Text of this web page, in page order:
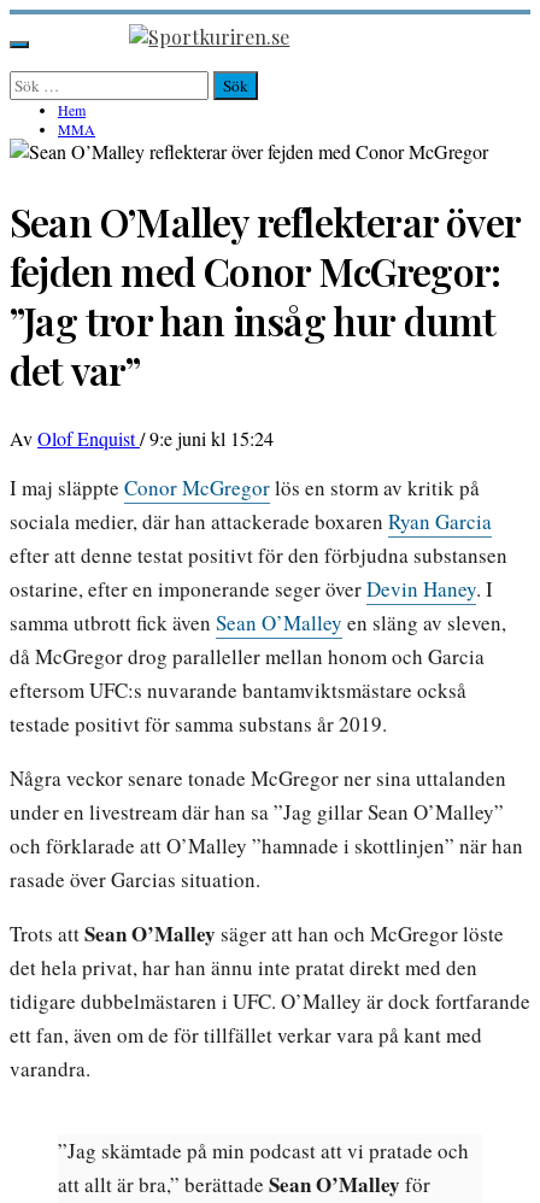
Hoppa
till
innehåll
Sportkuriren.se
Primär
meny
Sök
efter: Hem
MMA
Sean O’Malley reflekterar över
fejden med Conor McGregor:
”Jag tror han insåg hur dumt
det var”
AvOlof Enquist/9:e juni kl 15:24
I maj släppte Conor McGregorlös en storm av kritik på
sociala medier, där han attackerade boxaren Ryan Garcia
efter att denne testat positivt för den förbjudna substansen
ostarine, efter en imponerande seger överDevin Haney. I
samma utbrott fick även Sean O’Malley en släng av sleven,
då McGregor drog paralleller mellan honom och Garcia
eftersom UFC:s nuvarande bantamviktsmästare också
testade positivt för samma substans år 2019.
Några veckor senare tonade McGregor ner sina uttalanden
under en livestream där han sa ”Jag gillar Sean O’Malley”
och förklarade att O’Malley ”hamnade i skottlinjen” när han
rasade över Garcias situation.
Trots attSean O’Malley säger att han och McGregor löste
det hela privat, har han ännu inte pratat direkt med den
tidigare dubbelmästaren i UFC. O’Malley är dock fortfarande
ett fan, även om de för tillfället verkar vara på kant med
varandra.
”Jag skämtade på min podcast att vi pratade och
att allt är bra,” berättade Sean O’Malley för